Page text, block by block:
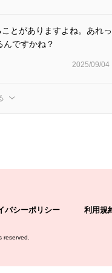
とがありますよね。あれ
んですかね？
2025/09/04
バシーポリシー 利用規
reserved.